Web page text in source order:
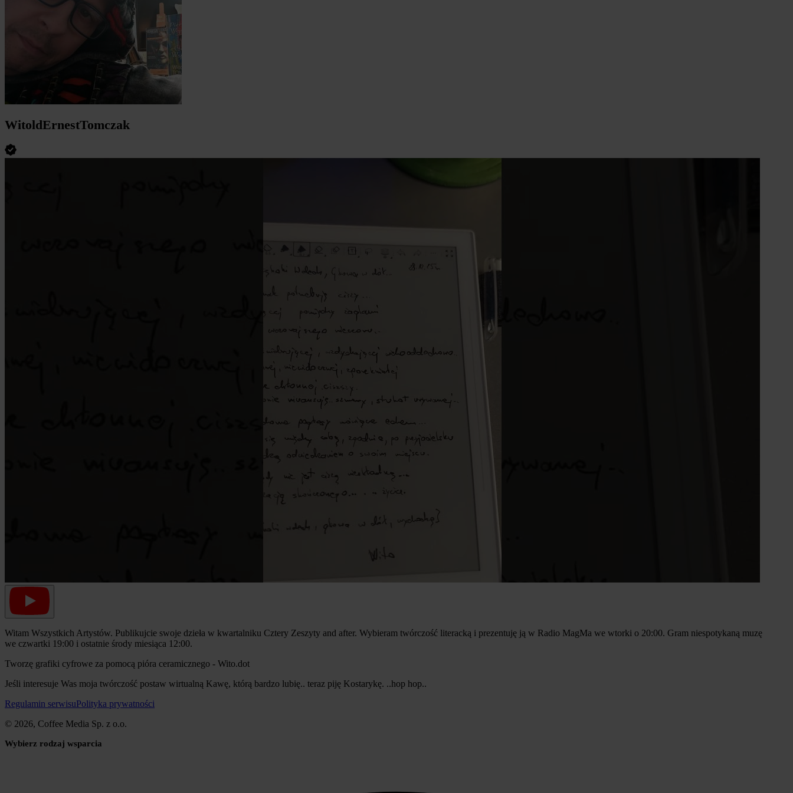
WitoldErnestTomczak
Witam Wszystkich Artystów. Publikujcie swoje dzieła w kwartalniku Cztery Zeszyty and after. Wybieram twórczość literacką i prezentuję ją w Radio MagMa we wtorki o 20:00. Gram niespotykaną muzę
we czwartki 19:00 i ostatnie środy miesiąca 12:00.
Tworzę grafiki cyfrowe za pomocą pióra ceramicznego - Wito.dot
Jeśli interesuje Was moja twórczość postaw wirtualną Kawę, którą bardzo lubię.. teraz piję Kostarykę. ..hop hop..
Regulamin serwisuPolityka prywatności
© 2026, Coffee Media Sp. z o.o.
Wybierz rodzaj wsparcia